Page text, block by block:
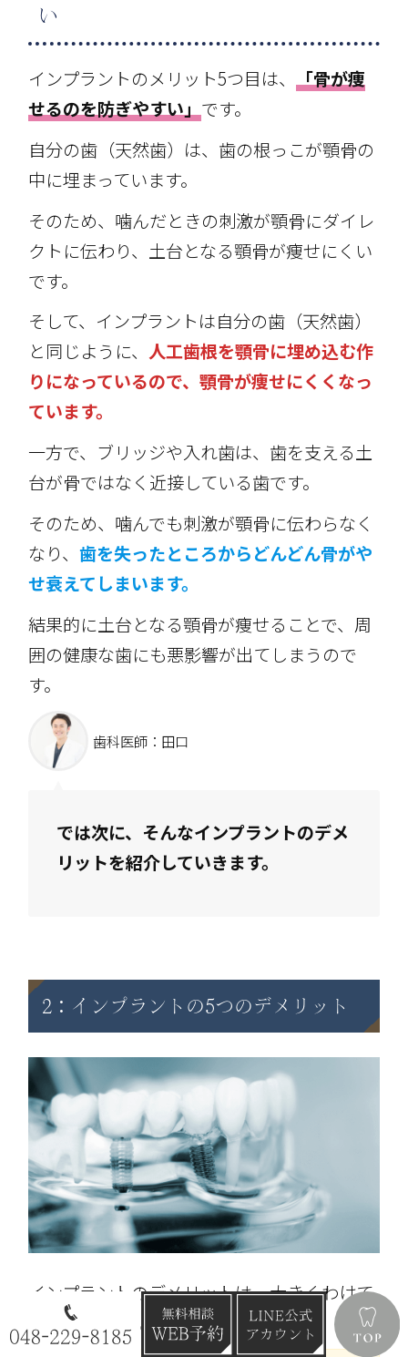
い
インプラントのメリット5つ目は、「骨が痩
せるのを防ぎやすい」です。
自分の歯（天然歯）は、歯の根っこが顎骨の
中に埋まっています。
そのため、噛んだときの刺激が顎骨にダイレ
クトに伝わり、土台となる顎骨が痩せにくい
です。
そして、インプラントは自分の歯（天然歯）
と同じように、人工歯根を顎骨に埋め込む作
りになっているので、顎骨が痩せにくくなっ
ています。
一方で、ブリッジや入れ歯は、歯を支える土
台が骨ではなく近接している歯です。
そのため、噛んでも刺激が顎骨に伝わらなく
なり、歯を失ったところからどんどん骨がや
せ衰えてしまいます。
結果的に土台となる顎骨が痩せることで、周
囲の健康な歯にも悪影響が出てしまうので
す。
歯科医師：田口
では次に、そんなインプラントのデメ
リットを紹介していきます。
2：インプラントの5つのデメリット
インプラントのデメリットは、大きくわけて
以下の5つです。